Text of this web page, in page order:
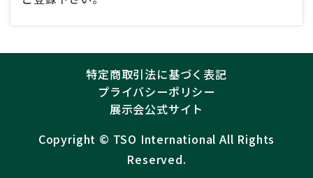
特定商取引法に基づく表記
プライバシーポリシー
展示会公式サイト
Copyright ©︎ TSO International All Rights
Reserved.